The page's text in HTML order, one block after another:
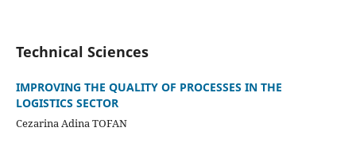
Technical Sciences
IMPROVING THE QUALITY OF PROCESSES IN THE
LOGISTICS SECTOR
Cezarina Adina TOFAN